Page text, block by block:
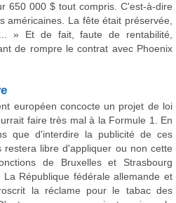
650 000 $ tout compris. C'est-à-dire
américaines. La fête était préservée,
» Et de fait, faute de rentabilité,
de rompre le contrat avec Phoenix
européen concocte un projet de loi
faire très mal à la Formule 1. En
que d'interdire la publicité de ces
restera libre d'appliquer ou non cette
de Bruxelles et Strasbourg
République fédérale allemande et
la réclame pour le tabac des